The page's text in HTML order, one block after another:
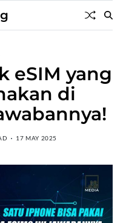
eSIM yang
di
17 MAY 2025